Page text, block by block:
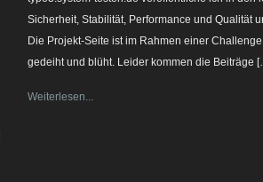
Sicherheit, Stabilität, Performance und Qualität
Die Projekt-Seite ist im Rahmen einer
gedeiht und blüht. Leider kommen die Beiträge
Weiterlesen...